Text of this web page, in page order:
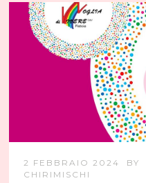
2 FEBBRAIO 2024 BY
CHIRIMISCHI